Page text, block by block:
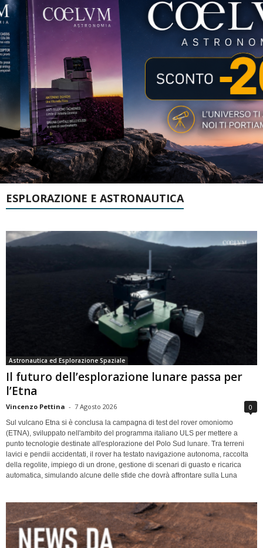
ESPLORAZIONE E ASTRONAUTICA
Astronautica ed Esplorazione Spaziale
Il futuro dell’esplorazione lunare passa per
l’Etna
Vincenzo Pettina - 7 Agosto 2026 0
Sul vulcano Etna si è conclusa la campagna di test del rover omoniomo
(ETNA), sviluppato nell'ambito del programma italiano ULS per mettere a
punto tecnologie destinate all'esplorazione del Polo Sud lunare. Tra terreni
lavici e pendii accidentati, il rover ha testato navigazione autonoma, raccolta
della regolite, impiego di un drone, gestione di scenari di guasto e ricarica
automatica, simulando alcune delle sfide che dovrà affrontare sulla Luna